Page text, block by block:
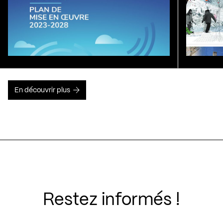
En découvrir plus
Restez informés !